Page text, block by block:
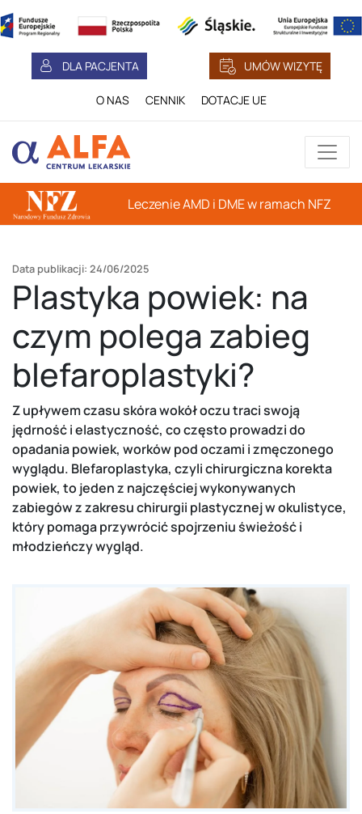
DLA PACJENTA UMÓW WIZYTĘ
O NAS CENNIK DOTACJE UE
Leczenie AMD i DME w ramach NFZ
Data publikacji: 24/06/2025
Plastyka powiek: na
czym polega zabieg
blefaroplastyki?
Z upływem czasu skóra wokół oczu traci swoją
jędrność i elastyczność, co często prowadzi do
opadania powiek, worków pod oczami i zmęczonego
wyglądu. Blefaroplastyka, czyli chirurgiczna korekta
powiek, to jeden z najczęściej wykonywanych
zabiegów z zakresu chirurgii plastycznej w okulistyce,
który pomaga przywrócić spojrzeniu świeżość i
młodzieńczy wygląd.